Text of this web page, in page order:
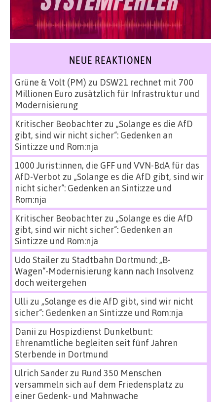
NEUE REAKTIONEN
Grüne & Volt (PM) zu DSW21 rechnet mit 700
Millionen Euro zusätzlich für Infrastruktur und
Modernisierung
Kritischer Beobachterzu „Solange es die AfD
gibt, sind wir nicht sicher“: Gedenken an
Sinti:zze und Rom:nja
1000 Jurist:innen, die GFF und VVN-BdA für das
AfD-Verbot zu „Solange es die AfD gibt, sind wir
nicht sicher“: Gedenken an Sinti:zze und
Rom:nja
Kritischer Beobachterzu „Solange es die AfD
gibt, sind wir nicht sicher“: Gedenken an
Sinti:zze und Rom:nja
Udo Stailerzu Stadtbahn Dortmund: „B-
Wagen“-Modernisierung kann nach Insolvenz
doch weitergehen
Ulli zu „Solange es die AfD gibt, sind wir nicht
sicher“: Gedenken an Sinti:zze und Rom:nja
Danii zu Hospizdienst Dunkelbunt:
Ehrenamtliche begleiten seit fünf Jahren
Sterbende in Dortmund
Ulrich Sanderzu Rund 350 Menschen
versammeln sich auf dem Friedensplatz zu
einer Gedenk- und Mahnwache